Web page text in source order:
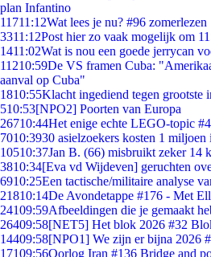
plan Infantino
11711:12Wat lees je nu? #96 zomerlezen
3311:12Post hier zo vaak mogelijk om
1411:02Wat is nou een goede jerrycan
11210:59De VS framen Cuba:
aanval op Cuba"
1810:55Klacht ingediend tegen grootste
510:53[NPO2] Poorten van Europa
26710:44Het enige echte LEGO-topic
7010:3930 asielzoekers kosten 1
10510:37Jan B. (66) misbruikt zeker 14
3810:34[Eva vd Wijdeven] geruchten
6910:25Een tactische/militaire analyse
21810:14De Avondetappe #176 - Met
24109:59Afbeeldingen die je gemaakt
26409:58[NET5] Het blok 2026 #32
14409:58[NPO1] We zijn er bijna 2026
17109:56Oorlog Iran #136 Bridge and